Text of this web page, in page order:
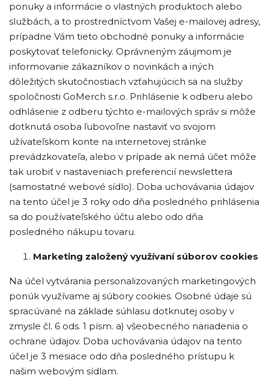
ponuky a informácie o vlastných produktoch alebo
službách, a to prostredníctvom Vašej e-mailovej adresy,
prípadne Vám tieto obchodné ponuky a informácie
poskytovať telefonicky. Oprávneným záujmom je
informovanie zákazníkov o novinkách a iných
dôležitých skutočnostiach vzťahujúcich sa na služby
spoločnosti GoMerch s.r.o. Prihlásenie k odberu alebo
odhlásenie z odberu týchto e-mailových správ si môže
dotknutá osoba ľubovoľne nastaviť vo svojom
užívateľskom konte na internetovej stránke
prevádzkovateľa, alebo v prípade ak nemá účet môže
tak urobiť v nastaveniach preferencií newslettera
(samostatné webové sídlo). Doba uchovávania údajov
na tento účel je 3 roky odo dňa posledného prihlásenia
sa do používateľského účtu alebo odo dňa
posledného nákupu tovaru.
Marketing založený využívaní súborov cookies
Na účel vytvárania personalizovaných marketingových
ponúk využívame aj súbory cookies. Osobné údaje sú
spracúvané na základe súhlasu dotknutej osoby v
zmysle čl. 6 ods. 1 písm. a) všeobecného nariadenia o
ochrane údajov. Doba uchovávania údajov na tento
účel je 3 mesiace odo dňa posledného prístupu k
našim webovým sídlam.